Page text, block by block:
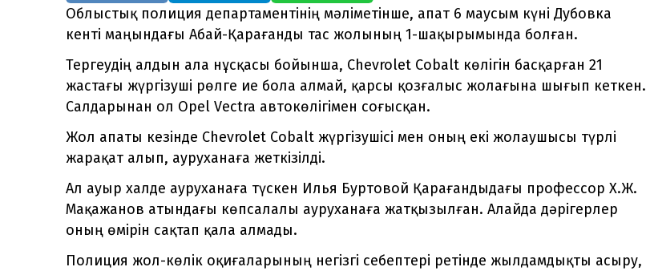
Облыстық полиция департаментінің мәліметінше, апат 6 маусым күні Дубовка
кенті маңындағы Абай-Қарағанды тас жолының 1-шақырымында болған.
Тергеудің алдын ала нұсқасы бойынша, Chevrolet Cobalt көлігін басқарған 21
жастағы жүргізуші рөлге ие бола алмай, қарсы қозғалыс жолағына шығып кеткен.
Салдарынан ол Opel Vectra автокөлігімен соғысқан.
Жол апаты кезінде Chevrolet Cobalt жүргізушісі мен оның екі жолаушысы түрлі
жарақат алып, ауруханаға жеткізілді.
Ал ауыр халде ауруханаға түскен Илья Буртовой Қарағандыдағы профессор Х.Ж.
Мақажанов атындағы көпсалалы ауруханаға жатқызылған. Алайда дәрігерлер
оның өмірін сақтап қала алмады.
Полиция жол-көлік оқиғаларының негізгі себептері ретінде жылдамдықты асыру,